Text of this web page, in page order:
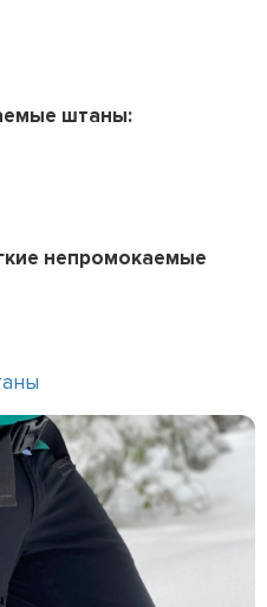
штаны:
непромокаемые